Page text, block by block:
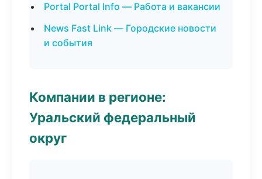
Portal Portal Info — Работа и вакансии
News Fast Link — Городские новости
и события
Компании в регионе:
Уральский федеральный
округ